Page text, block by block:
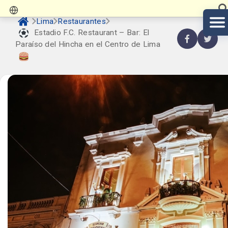
Lima Restaurantes
Estadio F.C. Restaurant – Bar: El
Paraíso del Hincha en el Centro de Lima